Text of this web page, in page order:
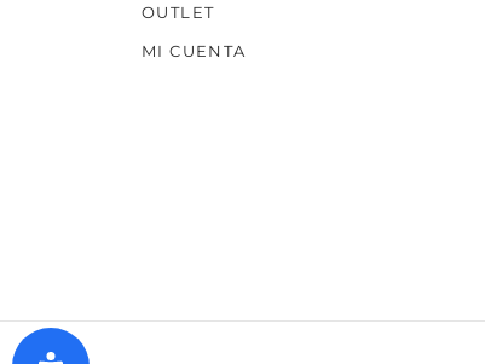
OUTLET
MI CUENTA